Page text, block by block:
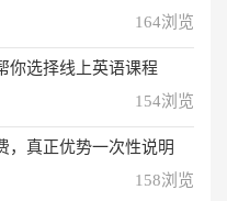
164浏览
你选择线上英语课程
154浏览
，真正优势一次性说明
158浏览